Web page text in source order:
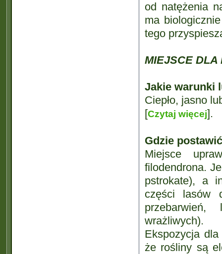
od natężenia
ma
tego
MIEJSCE DLA
Jakie warunki
Ciepło, jasno
[Czytaj więcej].
Gdzie
Miejsce
filodendrona.
pstrokate), a
części lasów
przebarwień,
wrażliwych).
Ekspozycja
że rośliny są